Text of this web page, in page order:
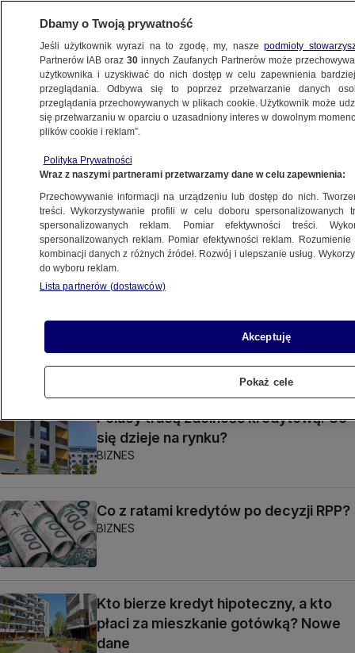
KREDYT HIPOTECZNY
Pół miliona. Rekord w hipotekach
BIZNES
Stopy procentowe bez zmian, ale jest
dobra wiadomość dla kredytobiorców
BIZNES
Gwałtowny wzrost na rynku.
"Historycznie najwyższa wartość"
Polacy tracą zdolność kredytową. Co
się dzieje na rynku?
BIZNES
Co z ratami kredytów po decyzji RPP?
BIZNES
Kto bierze kredyt hipoteczny, a kto
płaci za mieszkanie gotówką? Nowe
dane
Dbamy o Twoją prywatność
Jeśli użytkownik wyrazi na to zgodę, my, naszepodmioty
Partnerów IAB oraz30 innych Zaufanych Partnerów może
użytkownika i uzyskiwać do nich dostęp w celu zapewnienia
przeglądania. Odbywa się to poprzez przetwarzanie danych
przeglądania przechowywanych w plikach cookie. Użytkownik może
się przetwarzaniu w oparciu o uzasadniony interes w dowolnym
plików cookie i reklam”.
Polityka Prywatności
Wraz z naszymi partnerami przetwarzamy dane w celu zapewnienia:
Przechowywanie informacji na urządzeniu lub dostęp do nich.
treści. Wykorzystywanie profili w celu doboru spersonalizowanych
spersonalizowanych reklam. Pomiar efektywności treści.
spersonalizowanych reklam. Pomiar efektywności reklam.
kombinacji danych z różnych źródeł. Rozwój i ulepszanie usług.
do wyboru reklam.
Lista partnerów (dostawców)
Akceptuję
Pokaż cele